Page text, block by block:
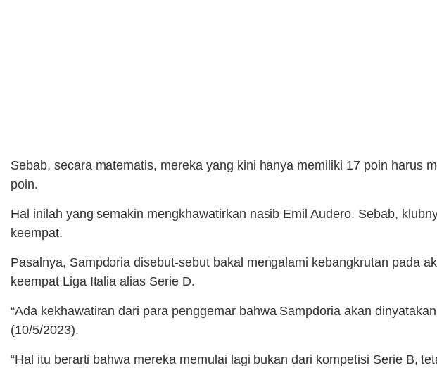
Sebab, secara matematis, mereka yang kini hanya memiliki 17 poin harus
poin.
Hal inilah yang semakin mengkhawatirkan nasib Emil Audero. Sebab,
keempat.
Pasalnya, Sampdoria disebut-sebut bakal mengalami kebangkrutan pada
keempat Liga Italia alias Serie D.
“Ada kekhawatiran dari para penggemar bahwa Sampdoria akan
(10/5/2023).
“Hal itu berarti bahwa mereka memulai lagi bukan dari kompetisi Serie B,